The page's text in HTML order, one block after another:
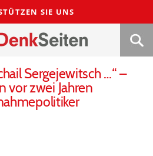
SIE UNS
Sergejewitsch …“ –
vor zwei Jahren